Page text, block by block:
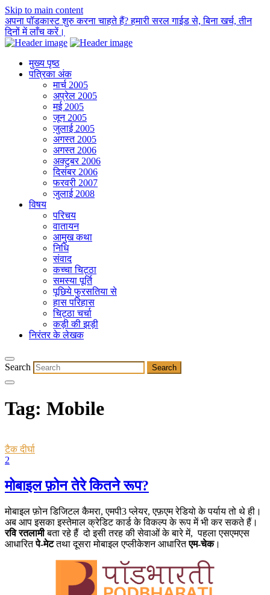
Skip to main content
अपना पॉडकास्ट शुरु करना चाहते हैं? हमारी सरल गाईड से, बिना खर्च, तीन
दिनों में लाँच करें।
मुख्य पृष्ठ
पत्रिका अंक
मार्च 2005
अप्रेल 2005
मई 2005
जून 2005
जुलाई 2005
अगस्त 2005
अगस्त 2006
अक्टुबर 2006
दिसंबर 2006
फरवरी 2007
जुलाई 2008
विषय
परिचय
वातायन
आमुख कथा
निधि
संवाद
कच्चा चिट्ठा
समस्या पूर्ति
पूछिये फुरसतिया से
हास परिहास
चिट्ठा चर्चा
कड़ी की झड़ी
निरंतर के लेखक
Search
Tag: Mobile
टैक दीर्घा
2
मोबाइल फ़ोन तेरे कितने रूप?
मोबाइल फ़ोन डिजिटल कैमरा, एमपी3 प्लेयर, एफ़एम रेडियो के पर्याय तो थे ही।
अब आप इसका इस्तेमाल क्रेडिट कार्ड के विकल्प के रूप में भी कर सकते हैं।
रवि रतलामीबता रहे हैं दो इसी तरह की सेवाओं के बारे में, पहला एसएमएस
आधारितपे-मेटतथा दूसरा मोबाइल एप्लीकेशन आधारितएम-चेक।